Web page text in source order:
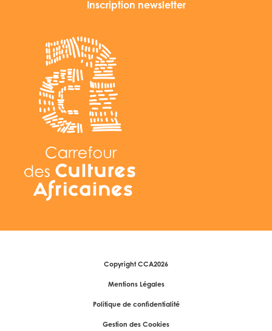
Inscription newsletter
Copyright CCA2026
Mentions Légales
Politique de confidentialité
Gestion des Cookies